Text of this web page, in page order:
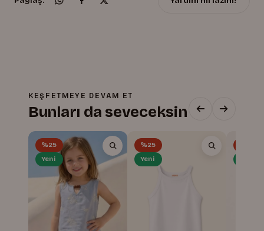
KEŞFETMEYE DEVAM ET
Bunları da seveceksin
%25
Yeni
%25
Yeni